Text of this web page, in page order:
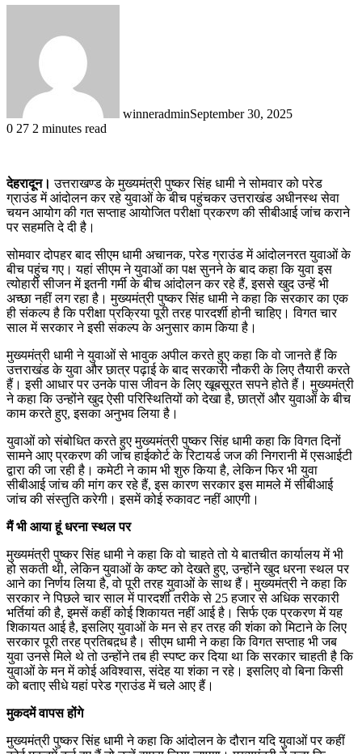
winneradminSeptember 30, 2025
0 27 2 minutes read
देहरादून। उत्तराखण्ड के मुख्यमंत्री पुष्कर सिंह धामी ने सोमवार को परेड
ग्राउंड में आंदोलन कर रहे युवाओं के बीच पहुंचकर उत्तराखंड अधीनस्थ सेवा
चयन आयोग की गत सप्ताह आयोजित परीक्षा प्रकरण की सीबीआई जांच कराने
पर सहमति दे दी है।
सोमवार दोपहर बाद सीएम धामी अचानक, परेड ग्राउंड में आंदोलनरत युवाओं के
बीच पहुंच गए। यहां सीएम ने युवाओं का पक्ष सुनने के बाद कहा कि युवा इस
त्योहारी सीजन में इतनी गर्मी के बीच आंदोलन कर रहे हैं, इससे खुद उन्हें भी
अच्छा नहीं लग रहा है। मुख्यमंत्री पुष्कर सिंह धामी ने कहा कि सरकार का एक
ही संकल्प है कि परीक्षा प्रक्रिया पूरी तरह पारदर्शी होनी चाहिए। विगत चार
साल में सरकार ने इसी संकल्प के अनुसार काम किया है।
मुख्यमंत्री धामी ने युवाओं से भावुक अपील करते हुए कहा कि वो जानते हैं कि
उत्तराखंड के युवा और छात्र पढ़ाई के बाद सरकारी नौकरी के लिए तैयारी करते
हैं। इसी आधार पर उनके पास जीवन के लिए खूबसूरत सपने होते हैं। मुख्यमंत्री
ने कहा कि उन्होंने खुद ऐसी परिस्थितियों को देखा है, छात्रों और युवाओं के बीच
काम करते हुए, इसका अनुभव लिया है।
युवाओं को संबोधित करते हुए मुख्यमंत्री पुष्कर सिंह धामी कहा कि विगत दिनों
सामने आए प्रकरण की जांच हाईकोर्ट के रिटायर्ड जज की निगरानी में एसआईटी
द्वारा की जा रही है। कमेटी ने काम भी शुरु किया है, लेकिन फिर भी युवा
सीबीआई जांच की मांग कर रहे हैं, इस कारण सरकार इस मामले में सीबीआई
जांच की संस्तुति करेगी। इसमें कोई रुकावट नहीं आएगी।
मैं भी आया हूं धरना स्थल पर
मुख्यमंत्री पुष्कर सिंह धामी ने कहा कि वो चाहते तो ये बातचीत कार्यालय में भी
हो सकती थी, लेकिन युवाओं के कष्ट को देखते हुए, उन्होंने खुद धरना स्थल पर
आने का निर्णय लिया है, वो पूरी तरह युवाओं के साथ हैं। मुख्यमंत्री ने कहा कि
सरकार ने पिछले चार साल में पारदर्शी तरीके से 25 हजार से अधिक सरकारी
भर्तियां की है, इमसें कहीं कोई शिकायत नहीं आई है। सिर्फ एक प्रकरण में यह
शिकायत आई है, इसलिए युवाओं के मन से हर तरह की शंका को मिटाने के लिए
सरकार पूरी तरह प्रतिबद़ध है। सीएम धामी ने कहा कि विगत सप्ताह भी जब
युवा उनसे मिले थे तो उन्होंने तब ही स्पष्ट कर दिया था कि सरकार चाहती है कि
युवाओं के मन में कोई अविश्वास, संदेह या शंका न रहे। इसलिए वो बिना किसी
को बताए सीधे यहां परेड ग्राउंड में चले आए हैं।
मुकदमें वापस होंगे
मुख्यमंत्री पुष्कर सिंह धामी ने कहा कि आंदोलन के दौरान यदि युवाओं पर कहीं